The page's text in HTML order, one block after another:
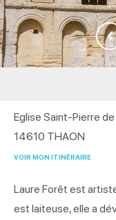
Eglise Saint-Pierre
14610 THAON
VOIR MON ITINÉRAIRE
Laure Forêt est
est laiteuse, elle a